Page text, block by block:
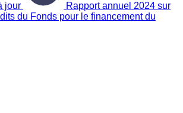
jour
Rapport annuel 2024 sur
du Fonds pour le financement du